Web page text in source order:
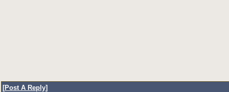
[Post A Reply]